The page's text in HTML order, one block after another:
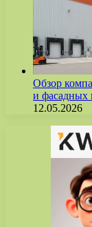
Обзор
и
12.05.2026